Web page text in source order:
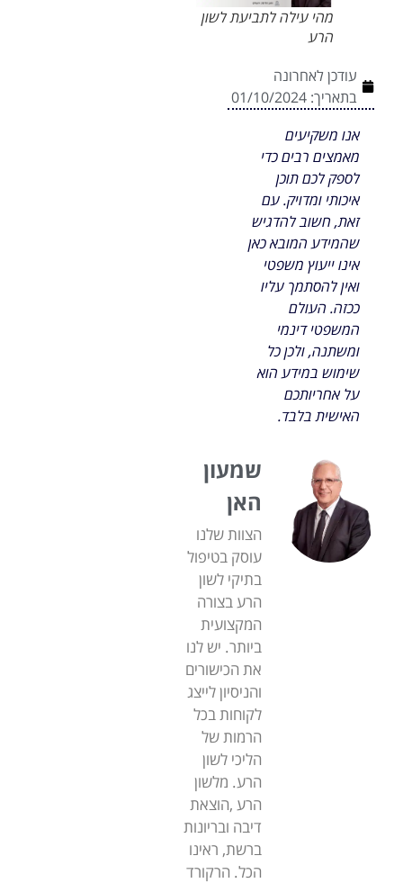
מהי עילה לתביעת לשון
הרע
עודכן לאחרונה
בתאריך: 01/10/2024
אנו משקיעים
מאמצים רבים כדי
לספק לכם תוכן
איכותי ומדויק. עם
זאת, חשוב להדגיש
שהמידע המובא כאן
אינו ייעוץ משפטי
ואין להסתמך עליו
ככזה. העולם
המשפטי דינמי
ומשתנה, ולכן כל
שימוש במידע הוא
על אחריותכם
האישית בלבד.
שמעון
האן
הצוות שלנו
עוסק בטיפול
בתיקי לשון
הרע בצורה
המקצועית
ביותר. יש לנו
את הכישורים
והניסיון לייצג
לקוחות בכל
הרמות של
הליכי לשון
הרע. מלשון
הרע ,הוצאת
דיבה ובריונות
ברשת, ראינו
הכל. הרקורד